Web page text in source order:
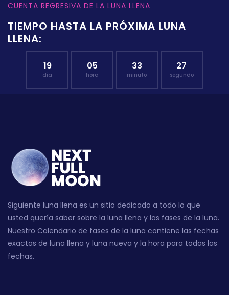
CUENTA REGRESIVA DE LA LUNA LLENA
TIEMPO HASTA LA PRÓXIMA LUNA
LLENA:
19
día
05
hora
33
minuto
26
segundo
Siguiente luna llena es un sitio dedicado a todo lo que
usted quería saber sobre la luna llena y las fases de la luna.
Nuestro Calendario de fases de la luna contiene las fechas
exactas de luna llena y luna nueva y la hora para todas las
fechas.